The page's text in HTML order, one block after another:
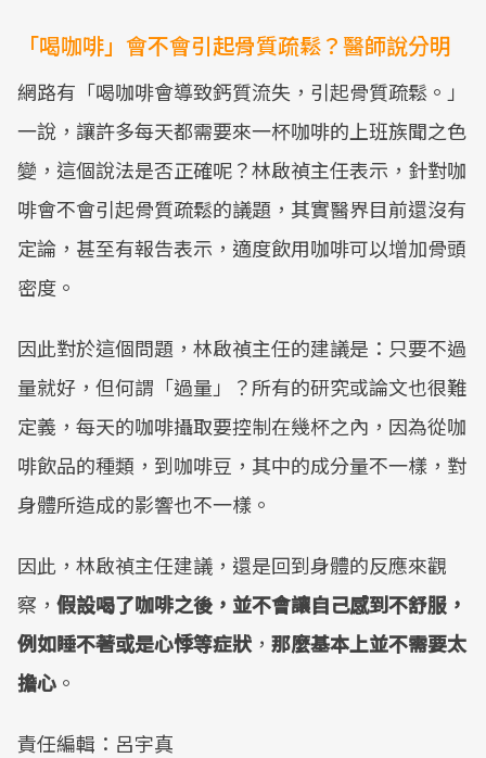
「喝咖啡」會不會引起骨質疏鬆？醫師說分明
網路有「喝咖啡會導致鈣質流失，引起骨質疏鬆。」
一說，讓許多每天都需要來一杯咖啡的上班族聞之色
變，這個說法是否正確呢？林啟禎主任表示，針對咖
啡會不會引起骨質疏鬆的議題，其實醫界目前還沒有
定論，甚至有報告表示，適度飲用咖啡可以增加骨頭
密度。
因此對於這個問題，林啟禎主任的建議是：只要不過
量就好，但何謂「過量」？所有的研究或論文也很難
定義，每天的咖啡攝取要控制在幾杯之內，因為從咖
啡飲品的種類，到咖啡豆，其中的成分量不一樣，對
身體所造成的影響也不一樣。
因此，林啟禎主任建議，還是回到身體的反應來觀
察， 假設喝了咖啡之後，並不會讓自己感到不舒服，
例如睡不著或是心悸等症狀 ， 那麼基本上並不需要太
擔心 。
責任編輯：呂宇真